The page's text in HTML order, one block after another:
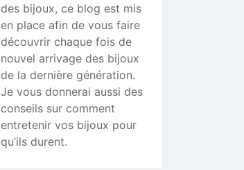
des bijoux, ce blog est mis
en place afin de vous faire
découvrir chaque fois de
nouvel arrivage des bijoux
de la dernière génération.
Je vous donnerai aussi des
conseils sur comment
entretenir vos bijoux pour
qu’ils durent.